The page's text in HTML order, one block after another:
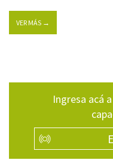
VER MÁS →
Ingresa acá